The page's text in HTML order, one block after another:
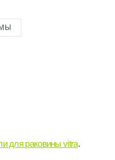
для раковины vitra.